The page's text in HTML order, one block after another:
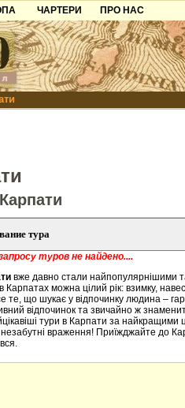
ЧАРТЕРИ
ПРО НАС
Контакти
Партнерам
Додати готель
тура
туров не найдено....
вже давно стали найпопулярнішими
Карпатах можна цілий рік: взимку,
те, що шукає у відпочинку людина –
відпочинок та звичайно ж
тури в Карпати за найкращими
враження! Приїжджайте до